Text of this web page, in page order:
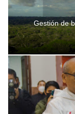
Gestión de